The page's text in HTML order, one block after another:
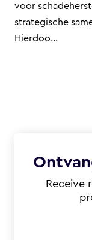
voor
strategische
Hierdoo...
Receive